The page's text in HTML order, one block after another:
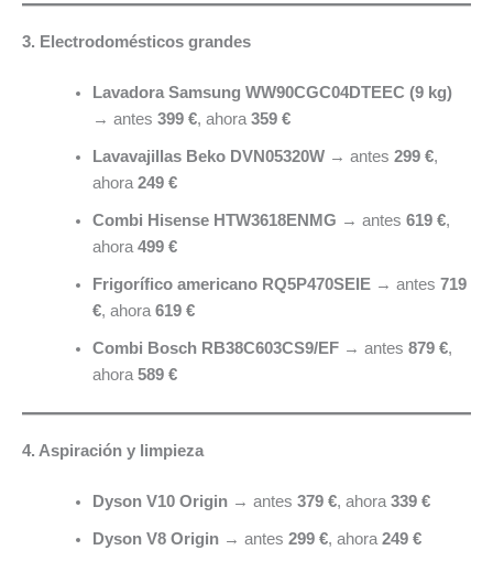
3. Electrodomésticos grandes
Lavadora Samsung WW90CGC04DTEEC (9 kg)
→ antes 399 €, ahora359 €
Lavavajillas Beko DVN05320W→ antes 299 €,
ahora249 €
Combi Hisense HTW3618ENMG → antes 619 €,
ahora499 €
Frigorífico americano RQ5P470SEIE→ antes 719
€, ahora619 €
Combi Bosch RB38C603CS9/EF→ antes 879 €,
ahora589 €
4. Aspiración y limpieza
Dyson V10 Origin→ antes 379 €, ahora 339 €
Dyson V8 Origin→ antes 299 €, ahora 249 €